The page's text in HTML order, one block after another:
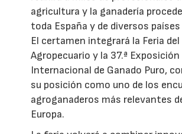
agricultura y la ganadería
toda España y de diversos
El certamen integrará la Feria
Agropecuario y la 37.ª Exposición
Internacional de Ganado Puro,
su posición como uno de los
agroganaderos más relevantes
Europa.